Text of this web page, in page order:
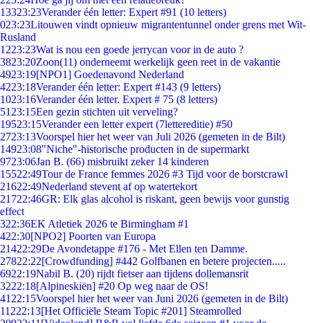
13323:23Verander één letter: Expert #91 (10 letters)
023:23Litouwen vindt opnieuw migrantentunnel onder grens met Wit-
Rusland
1223:23Wat is nou een goede jerrycan voor in de auto ?
3823:20Zoon(11) onderneemt werkelijk geen reet in de vakantie
4923:19[NPO1] Goedenavond Nederland
4223:18Verander één letter: Expert #143 (9 letters)
1023:16Verander één letter. Expert # 75 (8 letters)
51 23:15Een gezin stichten uit verveling?
19523:15Verander een letter expert (7lettereditie) #50
2723:13Voorspel hier het weer van Juli 2026 (gemeten in de Bilt)
14923:08"Niche"-historische producten in de supermarkt
9723:06Jan B. (66) misbruikt zeker 14 kinderen
15522:49Tour de France femmes 2026 #3 Tijd voor de borstcrawl
21622:49Nederland stevent af op watertekort
21722:46GR: Elk glas alcohol is riskant, geen bewijs voor gunstig
effect
322:36EK Atletiek 2026 te Birmingham #1
422:30[NPO2] Poorten van Europa
21422:29De Avondetappe #176 - Met Ellen ten Damme.
27822:22[Crowdfunding] #442 Golfbanen en betere projecten.....
6922:19Nabil B. (20) rijdt fietser aan tijdens dollemansrit
3222:18[Alpineskiën] #20 Op weg naar de OS!
41 22:15Voorspel hier het weer van Juni 2026 (gemeten in de Bilt)
11222:13[Het Officiële Steam Topic #201] Steamrolled